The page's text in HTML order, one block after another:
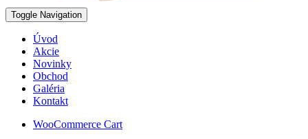
Toggle Navigation
Úvod
Akcie
Novinky
Obchod
Galéria
Kontakt
WooCommerce Cart